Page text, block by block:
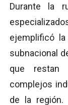
Durante la
ejemplificó
subnacional
que restan
complejos
de la